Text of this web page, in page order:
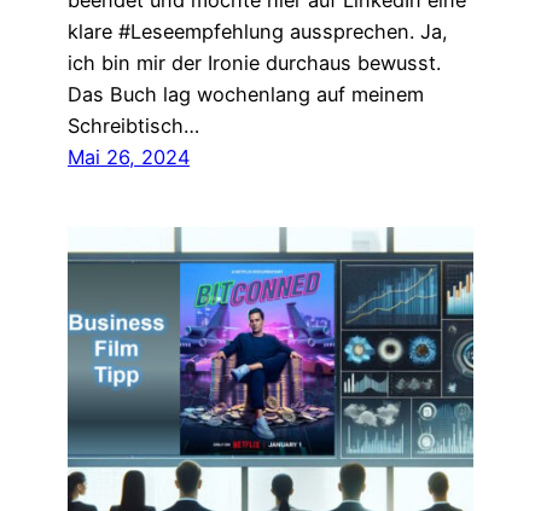
klare #Leseempfehlung aussprechen. Ja,
ich bin mir der Ironie durchaus bewusst.
Das Buch lag wochenlang auf meinem
Schreibtisch…
Mai 26, 2024